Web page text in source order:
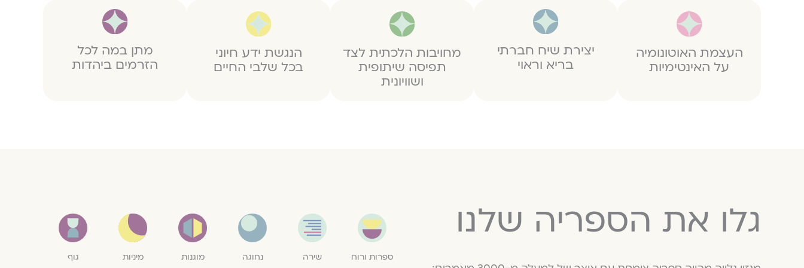
העצמת האוטונומיה
על האינטימיות
יצירת שיח חברתי
בריא וראוי
מחויבות הלכתית לצד
תפיסה שיתופית
ושוויונית
הנגשת ידע חיוני
בכל שלבי החיים
מתן במה לכל
הזרמים ביהדות
גלו את הספריה שלנו
ספרות ורוח שירה נחוגה מוגנות מיניות גוף